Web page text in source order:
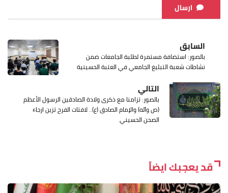
ارسال
السابق
بالصور: استضافة مستمرة لطلبة الجامعات ضمن
نشاطات شعبة التبليغ الجامعي في العتبة الحسينية
التالي
بالصور: تزامنا مع ذكرى ولادة الصادقين الرسول الأعظم
(ص وآله) والإمام الصادق (ع).. لافتات الفرح تزين ارجاء
الصحن الحسيني
قد يعجبك ايضاً